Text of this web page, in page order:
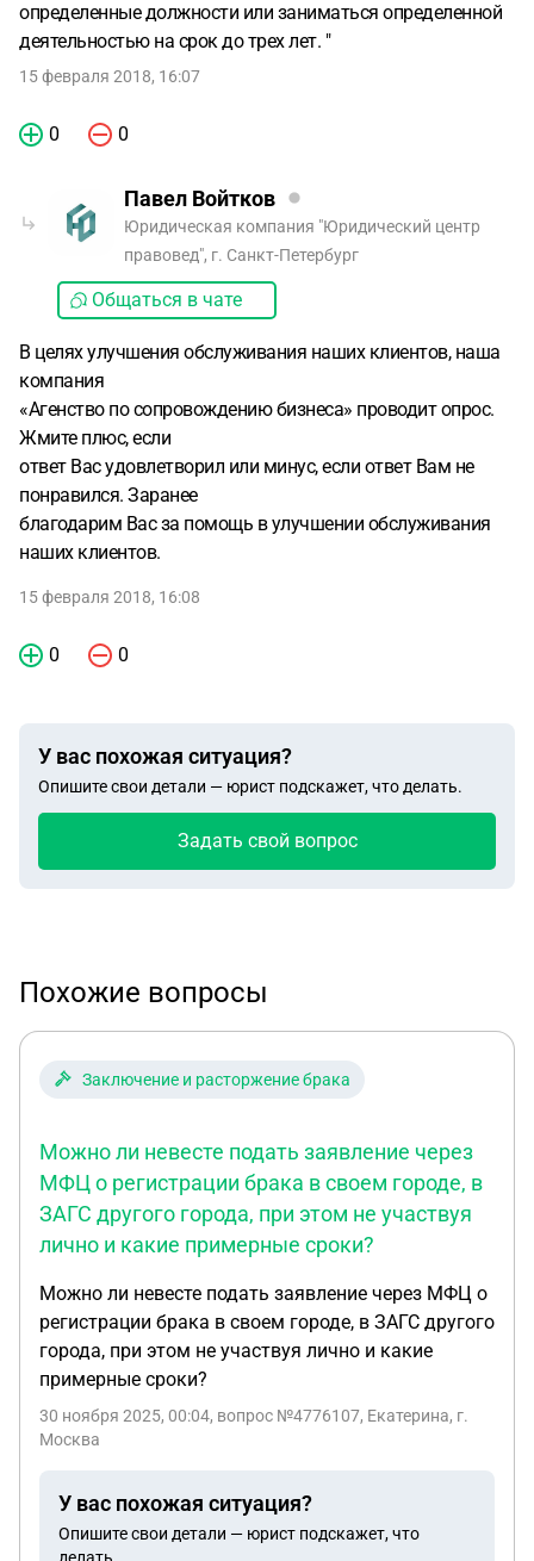
определенные должности или заниматься определенной
деятельностью на срок до трех лет. "
15 февраля 2018, 16:07
0 0
Павел Войтков
Юридическая компания "Юридический центр
правовед", г. Санкт-Петербург
Общаться в чате
В целях улучшения обслуживания наших клиентов, наша
компания
«Агенство по сопровождению бизнеса» проводит опрос.
Жмите плюс, если
ответ Вас удовлетворил или минус, если ответ Вам не
понравился. Заранее
благодарим Вас за помощь в улучшении обслуживания
наших клиентов.
15 февраля 2018, 16:08
0 0
У вас похожая ситуация?
Опишите свои детали — юрист подскажет, что делать.
Задать свой вопрос
Похожие вопросы
Заключение и расторжение брака
Можно ли невесте подать заявление через
МФЦ о регистрации брака в своем городе, в
ЗАГС другого города, при этом не участвуя
лично и какие примерные сроки?
Можно ли невесте подать заявление через МФЦ о
регистрации брака в своем городе, в ЗАГС другого
города, при этом не участвуя лично и какие
примерные сроки?
30 ноября 2025, 00:04, вопрос №4776107, Екатерина, г.
Москва
У вас похожая ситуация?
Опишите свои детали — юрист подскажет, что